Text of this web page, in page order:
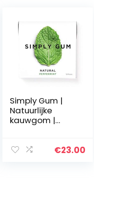
Simply Gum |
Natuurlijke
kauwgom |
stuks totaal) |
€23.00